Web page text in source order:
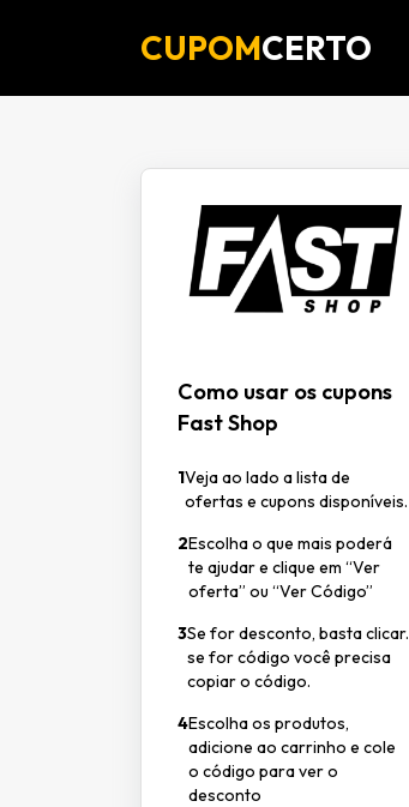
CUPOMCERTO
Como usar os cupons
Fast Shop
1Veja ao lado a lista de
ofertas e cupons disponíveis.
2Escolha o que mais poderá
te ajudar e clique em “Ver
oferta” ou “Ver Código”
3Se for desconto, basta clicar.
se for código você precisa
copiar o código.
4Escolha os produtos,
adicione ao carrinho e cole
o código para ver o
desconto